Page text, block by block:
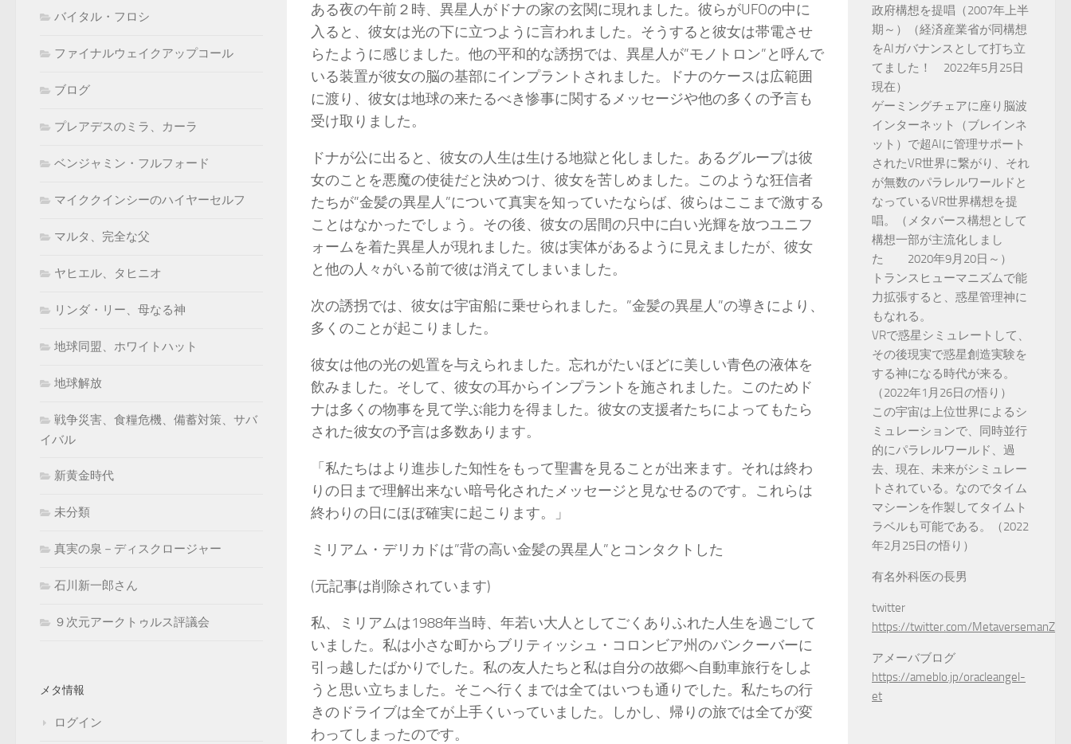
ある夜の午前２時、異星人がドナの家の玄関に現れました。彼らがUFOの中に
入ると、彼女は光の下に立つように言われました。そうすると彼女は帯電させ
らたように感じました。他の平和的な誘拐では、異星人が”モノトロン”と呼んで
いる装置が彼女の脳の基部にインプラントされました。ドナのケースは広範囲
に渡り、彼女は地球の来たるべき惨事に関するメッセージや他の多くの予言も
受け取りました。
ドナが公に出ると、彼女の人生は生ける地獄と化しました。あるグループは彼
女のことを悪魔の使徒だと決めつけ、彼女を苦しめました。このような狂信者
たちが”金髪の異星人”について真実を知っていたならば、彼らはここまで激する
ことはなかったでしょう。その後、彼女の居間の只中に白い光輝を放つユニフ
ォームを着た異星人が現れました。彼は実体があるように見えましたが、彼女
と他の人々がいる前で彼は消えてしまいました。
次の誘拐では、彼女は宇宙船に乗せられました。”金髪の異星人”の導きにより、
多くのことが起こりました。
彼女は他の光の処置を与えられました。忘れがたいほどに美しい青色の液体を
飲みました。そして、彼女の耳からインプラントを施されました。このためド
ナは多くの物事を見て学ぶ能力を得ました。彼女の支援者たちによってもたら
された彼女の予言は多数あります。
「私たちはより進歩した知性をもって聖書を見ることが出来ます。それは終わ
りの日まで理解出来ない暗号化されたメッセージと見なせるのです。これらは
終わりの日にほぼ確実に起こります。」
ミリアム・デリカドは”背の高い金髪の異星人”とコンタクトした
(元記事は削除されています)
私、ミリアムは1988年当時、年若い大人としてごくありふれた人生を過ごして
いました。私は小さな町からブリティッシュ・コロンビア州のバンクーバーに
引っ越したばかりでした。私の友人たちと私は自分の故郷へ自動車旅行をしよ
うと思い立ちました。そこへ行くまでは全てはいつも通りでした。私たちの行
きのドライブは全てが上手くいっていました。しかし、帰りの旅では全てが変
わってしまったのです。
バイタル・フロシ
ファイナルウェイクアップコール
ブログ
プレアデスのミラ、カーラ
ベンジャミン・フルフォード
マイククインシーのハイヤーセルフ
マルタ、完全な父
ヤヒエル、タヒニオ
リンダ・リー、母なる神
地球同盟、ホワイトハット
地球解放
戦争災害、食糧危機、備蓄対策、サバ
イバル
新黄金時代
未分類
真実の泉－ディスクロージャー
石川新一郎さん
９次元アークトゥルス評議会
メタ情報
ログイン
政府構想を提唱（2007年上半
期～）（経済産業省が同構想
をAIガバナンスとして打ち立
てました！ 2022年5月25日
現在）
ゲーミングチェアに座り脳波
インターネット（ブレインネ
ット）で超AIに管理サポート
されたVR世界に繋がり、それ
が無数のパラレルワールドと
なっているVR世界構想を提
唱。（メタバース構想として
構想一部が主流化しまし
た 2020年9月20日～）
トランスヒューマニズムで能
力拡張すると、惑星管理神に
もなれる。
VRで惑星シミュレートして、
その後現実で惑星創造実験を
する神になる時代が来る。
（2022年1月26日の悟り）
この宇宙は上位世界によるシ
ミュレーションで、同時並行
的にパラレルワールド、過
去、現在、未来がシミュレー
トされている。なのでタイム
マシーンを作製してタイムト
ラベルも可能である。（2022
年2月25日の悟り）
有名外科医の長男
twitter
https://twitter.com/MetaversemanZ
アメーバブログ
https://ameblo.jp/oracleangel-
et